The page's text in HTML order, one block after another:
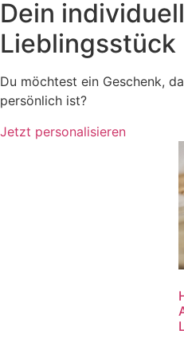
Dein
Lieblingsstück
Du möchtest ein Geschenk,
persönlich ist?
Jetzt personalisieren